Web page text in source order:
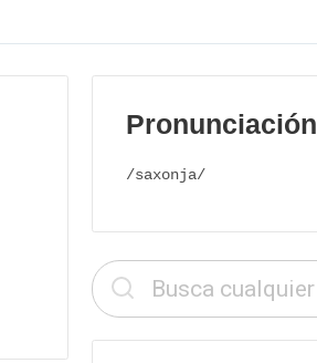
Pronunciación
/saxonja/